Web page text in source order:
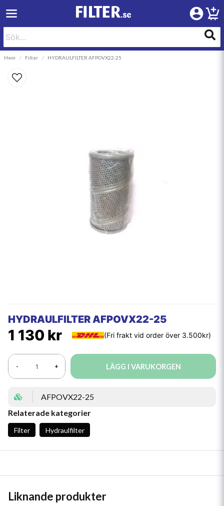
Hem Filter HYDRAULFILTER AFPOVX22-25
HYDRAULFILTER AFPOVX22-25
1 130 kr
- + LÄGG I VARUKORGEN
AFPOVX22-25
Relaterade kategorier
Filter Hydraulfilter
Liknande produkter